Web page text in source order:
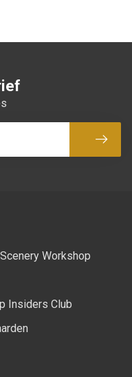
Abonneer
Workshop
Insiders Club